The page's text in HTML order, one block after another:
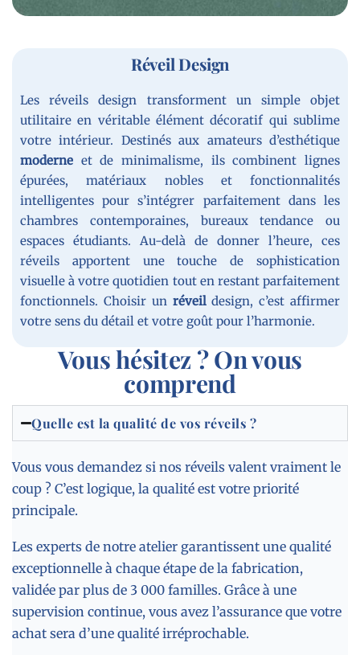
Réveil Design
Les réveils design transforment un simple objet
utilitaire en véritable élément décoratif qui sublime
votre intérieur. Destinés aux amateurs d’esthétique
moderne et de minimalisme, ils combinent lignes
épurées, matériaux nobles et fonctionnalités
intelligentes pour s’intégrer parfaitement dans les
chambres contemporaines, bureaux tendance ou
espaces étudiants. Au-delà de donner l’heure, ces
réveils apportent une touche de sophistication
visuelle à votre quotidien tout en restant parfaitement
fonctionnels. Choisir un réveildesign, c’est affirmer
votre sens du détail et votre goût pour l’harmonie.
Vous hésitez ? On vous
comprend
Quelle est la qualité de vos réveils ?
Vous vous demandez si nos réveils valent vraiment le
coup ? C’est logique, la qualité est votre priorité
principale.
Les experts de notre atelier garantissent une qualité
exceptionnelle à chaque étape de la fabrication,
validée par plus de 3 000 familles. Grâce à une
supervision continue, vous avez l’assurance que votre
achat sera d’une qualité irréprochable.